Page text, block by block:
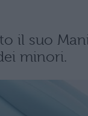
il suo
minori.